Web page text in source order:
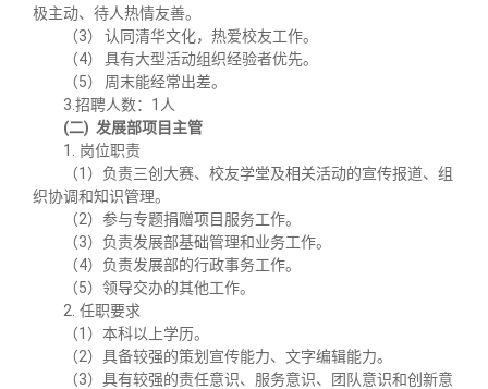
极主动、待人热情友善。
（3）
认同清华文化，热爱校友工作。
（4）
具有大型活动组织经验者优先。
（5）
周末能经常出差。
3. 招聘人数：1人
(二) 发展部项目主管
1.
岗位职责
（1） 负责三创大赛、校友学堂及相关活动的宣传报道、组
织协调和知识管理。
（2） 参与专题捐赠项目服务工作。
（3） 负责发展部基础管理和业务工作。
（4） 负责发展部的行政事务工作。
（5） 领导交办的其他工作。
2. 任职要求
（1） 本科以上学历。
（2） 具备较强的策划宣传能力、文字编辑能力。
（3） 具有较强的责任意识、服务意识、团队意识和创新意